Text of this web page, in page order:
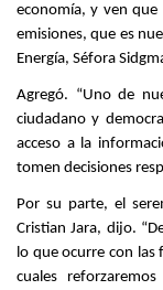
economía, y ven que
emisiones, que es
Energía, Séfora
Agregó. “Uno de
ciudadano y
acceso a la
tomen decisiones
Por su parte, el
Cristian Jara, dijo.
lo que ocurre con las
cuales